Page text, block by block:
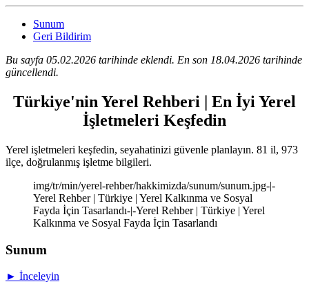
Sunum
Geri Bildirim
Bu sayfa 05.02.2026 tarihinde eklendi. En son 18.04.2026 tarihinde
güncellendi.
Türkiye'nin Yerel Rehberi | En İyi Yerel
İşletmeleri Keşfedin
Yerel işletmeleri keşfedin, seyahatinizi güvenle planlayın. 81 il, 973
ilçe, doğrulanmış işletme bilgileri.
img/tr/min/yerel-rehber/hakkimizda/sunum/sunum.jpg-|-
Yerel Rehber | Türkiye | Yerel Kalkınma ve Sosyal
Fayda İçin Tasarlandı-|-Yerel Rehber | Türkiye | Yerel
Kalkınma ve Sosyal Fayda İçin Tasarlandı
Sunum
► İnceleyin